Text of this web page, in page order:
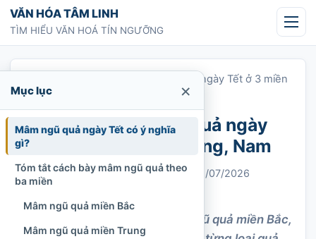
Chuyển tới nội dung
VĂN HÓA TÂM LINH
TÌM HIỂU VĂN HOÁ TÍN NGƯỠNG
Cách bày mâm ngũ quả ngày Tết ở 3 miền
Bắc, Trung, Nam
Cách bày mâm ngũ quả ngày
Tết ở 3 miền Bắc, Trung, Nam
Chi Tran 24/05/2022 Cập nhật: 19/07/2026
Hướng dẫn cách bày mâm ngũ quả miền Bắc,
Mục lục ×
Mâm ngũ quả ngày Tết có ý nghĩa
gì?
Tóm tắt cách bày mâm ngũ quả theo
ba miền
Mâm ngũ quả miền Bắc
Mâm ngũ quả miền Trung